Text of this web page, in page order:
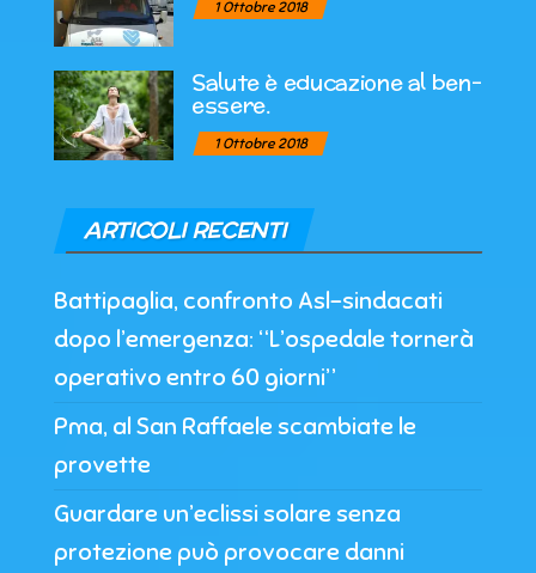
1 Ottobre 2018
Salute è educazione al ben-
essere.
1 Ottobre 2018
ARTICOLI RECENTI
Battipaglia, confronto Asl-sindacati
dopo l’emergenza: “L’ospedale tornerà
operativo entro 60 giorni”
Pma, al San Raffaele scambiate le
provette
Guardare un’eclissi solare senza
protezione può provocare danni